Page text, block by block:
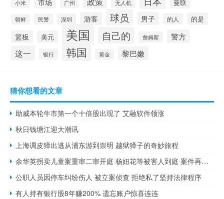
小米 市场 广州 无人机 曼联
朝鲜 民警 深圳 游客 球员 男子 的人 的是
篮板 美元 美国 自己的 詹姆斯 警方
这一 银行 韩国 黄金 黎巴嫩
猜你想看的文章
助威本轮牛市第一个十倍股出现了 艾融软件领涨
秋日钱塘江迎大潮讯
上海调皮獐出逃从浦东游到崇明 越狱獐子的奇妙旅程
余华英拐卖儿童案重审二审开庭 杨妞花等被害人到庭 案件再度审理引发关注
公职人员因停车纠纷伤人 被立案侦查 拒绝私了坚持法律程序
有人持有银行股8年赚200% 遗忘账户惊喜连连